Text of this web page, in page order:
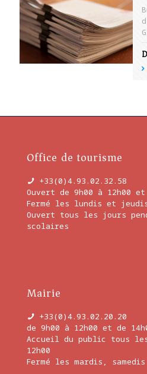
Office de tourisme
+33(0)4.93.02.32.58
Ouvert de 9h00 à 12h00 et
Fermé les lundis et
Ouvert tous les jours
scolaires
Mairie
+33(0)4.93.02.20.20
de 9h00 à 12h00 et de
Accueil du public tous
12h00
Fermé les mardis,